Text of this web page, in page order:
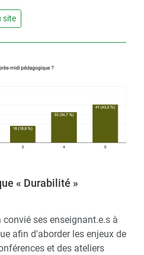
site
« Durabilité »
ses enseignant.e.s à
afin d'aborder les enjeux de
et des ateliers